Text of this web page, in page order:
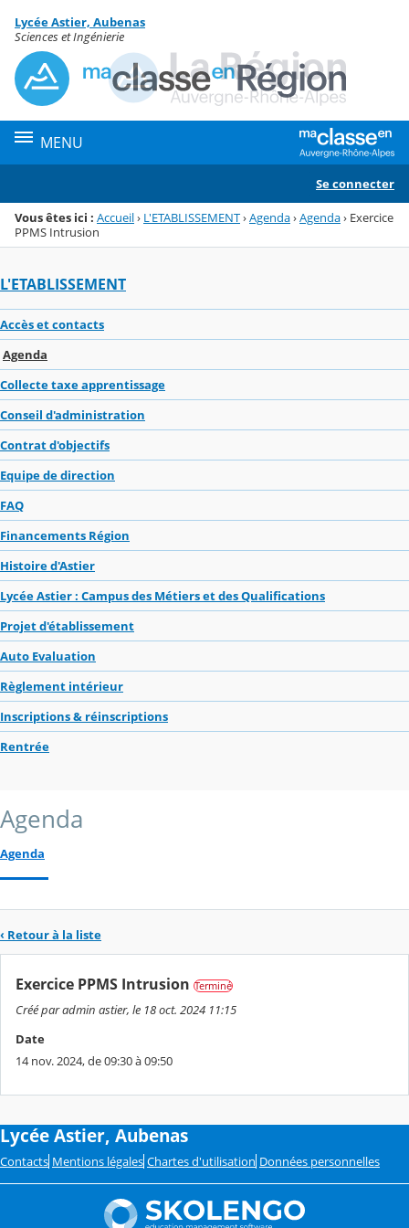
Menu de la rubrique
Contenu
Lycée Astier, Aubenas
Sciences et Ingénierie
MENU
Se connecter
Vous êtes ici : Accueil› L'ETABLISSEMENT›Agenda›Agenda› Exercice
PPMS Intrusion
L'ETABLISSEMENT
Accès et contacts
Agenda
Collecte taxe apprentissage
Conseil d'administration
Contrat d'objectifs
Equipe de direction
FAQ
Financements Région
Histoire d'Astier
Lycée Astier : Campus des Métiers et des Qualifications
Projet d'établissement
Auto Evaluation
Règlement intérieur
Inscriptions & réinscriptions
Rentrée
Agenda
Agenda
‹ Retour à la liste
Exercice PPMS Intrusion Terminé
Créé par admin astier, le 18 oct. 2024 11:15
Date
14 nov. 2024, de 09:30 à 09:50
Lycée Astier, Aubenas
Contacts Mentions légales Chartes d'utilisation Données personnelles